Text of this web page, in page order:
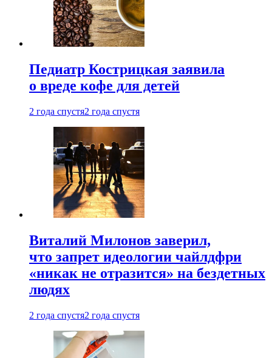
Педиатр Кострицкая заявила
о вреде кофе для детей
2 года спустя2 года спустя
Виталий Милонов заверил,
что запрет идеологии чайлдфри
«никак не отразится» на бездетных
людях
2 года спустя2 года спустя